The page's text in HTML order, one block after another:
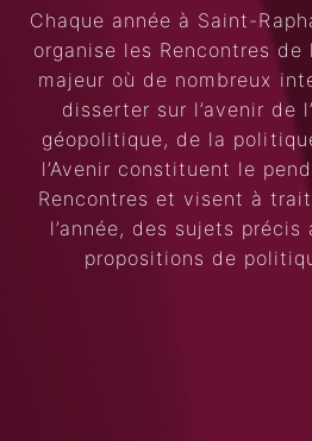
Chaque année à Saint-
organise les Rencontres de
majeur où de nombreux
disserter sur l’avenir de
géopolitique, de la
l’Avenir constituent le
Rencontres et visent à
l’année, des sujets précis
propositions de
Search